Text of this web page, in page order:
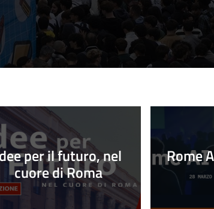
per il futuro, nel
cuore di Roma
Rome